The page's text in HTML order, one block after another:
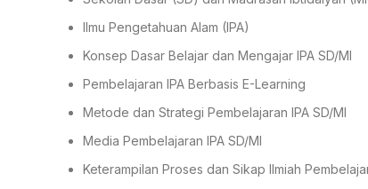
Ilmu Pengetahuan Alam (IPA)
Konsep Dasar Belajar dan Mengajar IPA SD/MI
Pembelajaran IPA Berbasis E-Learning
Metode dan Strategi Pembelajaran IPA SD/MI
Media Pembelajaran IPA SD/MI
Keterampilan Proses dan Sikap Ilmiah